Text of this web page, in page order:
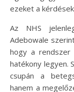
ezeket a
Az NHS
Adebowale
hogy a rendszer
hatékony legyen.
csupán a
hanem a